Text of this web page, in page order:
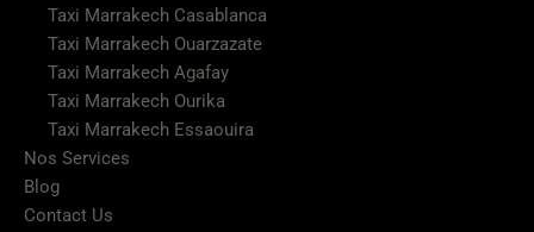
Taxi Marrakech Casablanca
Taxi Marrakech Ouarzazate
Taxi Marrakech Agafay
Taxi Marrakech Ourika
Taxi Marrakech Essaouira
Nos Services
Blog
Contact Us